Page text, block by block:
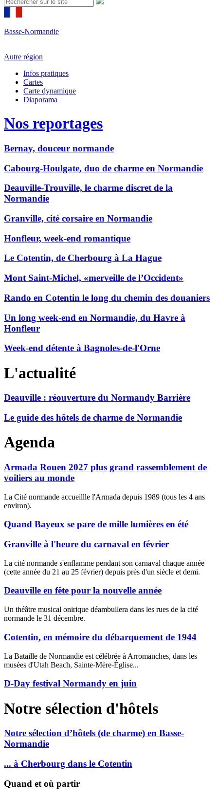
Basse-Normandie
Autre région
Infos pratiques
Cartes
Carte dynamique
Diaporama
Nos reportages
Bernay, douceur normande
Cabourg-Houlgate, duo de charme en Normandie
Deauville-Trouville, le charme discret de la
Normandie
Granville, cité corsaire en Normandie
Honfleur, week-end romantique
Le Cotentin, de Cherbourg à La Hague
Mont Saint-Michel, «merveille de l’Occident»
Rando en Cotentin le long du chemin des douaniers
Un long week-end en Normandie, du Havre à
Honfleur
Week-end détente à Bagnoles-de-l'Orne
L'actualité
Deauville : réouverture du Normandy Barrière
Le guide des hôtels de charme de Normandie
Agenda
Armada Rouen 2027 plus grand rassemblement de
voiliers au monde
La Cité normande accueillle l'Armada depuis 1989 (tous les 4 ans
environ).
Quand Bayeux se pare de mille lumières en été
Granville à l'heure du carnaval en février
La cité normande s'enflamme pendant son carnaval chaque année
(cette année du 21 au 25 février) depuis près d'un siècle et demi.
Deauville en fête pour la nouvelle année
Un théâtre musical onirique déambullera dans les rues de la cité
normande le 31 décembre.
Cotentin, en mémoire du débarquement de 1944
La Bataille de Normandie est célébrée à Arromanches, dans les
musées d'Utah Beach, Sainte-Mère-Église...
D-Day festival Normandy en juin
Notre sélection d'hôtels
Notre sélection d’hôtels (de charme) en Basse-
Normandie
... à Cherbourg dans le Cotentin
Quand et où partir